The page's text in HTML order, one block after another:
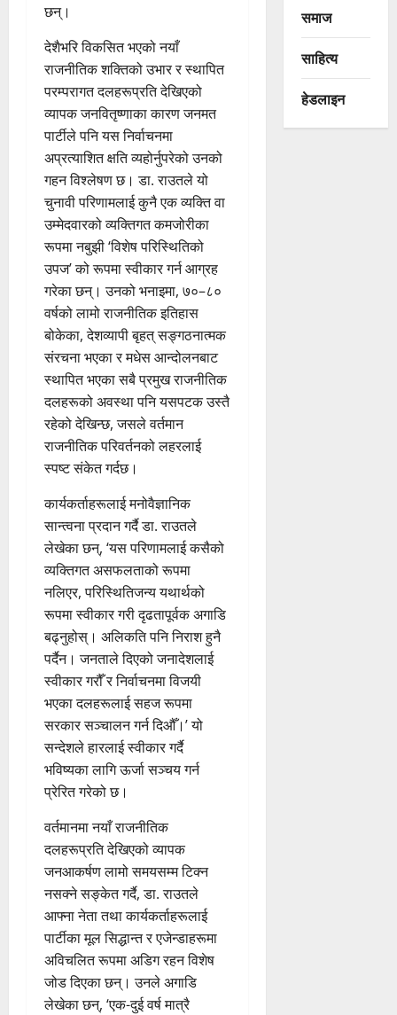
छन्।
देशैभरि विकसित भएको नयाँ
राजनीतिक शक्तिको उभार र स्थापित
परम्परागत दलहरूप्रति देखिएको
व्यापक जनवितृष्णाका कारण जनमत
पार्टीले पनि यस निर्वाचनमा
अप्रत्याशित क्षति व्यहोर्नुपरेको उनको
गहन विश्लेषण छ। डा. राउतले यो
चुनावी परिणामलाई कुनै एक व्यक्ति वा
उम्मेदवारको व्यक्तिगत कमजोरीका
रूपमा नबुझी ‘विशेष परिस्थितिको
उपज’ को रूपमा स्वीकार गर्न आग्रह
गरेका छन्। उनको भनाइमा, ७०–८०
वर्षको लामो राजनीतिक इतिहास
बोकेका, देशव्यापी बृहत् सङ्गठनात्मक
संरचना भएका र मधेस आन्दोलनबाट
स्थापित भएका सबै प्रमुख राजनीतिक
दलहरूको अवस्था पनि यसपटक उस्तै
रहेको देखिन्छ, जसले वर्तमान
राजनीतिक परिवर्तनको लहरलाई
स्पष्ट संकेत गर्दछ।
कार्यकर्ताहरूलाई मनोवैज्ञानिक
सान्त्वना प्रदान गर्दै डा. राउतले
लेखेका छन्, ‘यस परिणामलाई कसैको
व्यक्तिगत असफलताको रूपमा
नलिएर, परिस्थितिजन्य यथार्थको
रूपमा स्वीकार गरी दृढतापूर्वक अगाडि
बढ्नुहोस्। अलिकति पनि निराश हुनै
पर्दैन। जनताले दिएको जनादेशलाई
स्वीकार गरौँ र निर्वाचनमा विजयी
भएका दलहरूलाई सहज रूपमा
सरकार सञ्चालन गर्न दिऔँ।’ यो
सन्देशले हारलाई स्वीकार गर्दै
भविष्यका लागि ऊर्जा सञ्चय गर्न
प्रेरित गरेको छ।
वर्तमानमा नयाँ राजनीतिक
दलहरूप्रति देखिएको व्यापक
जनआकर्षण लामो समयसम्म टिक्न
नसक्ने सङ्केत गर्दै, डा. राउतले
आफ्ना नेता तथा कार्यकर्ताहरूलाई
पार्टीका मूल सिद्धान्त र एजेन्डाहरूमा
अविचलित रूपमा अडिग रहन विशेष
जोड दिएका छन्। उनले अगाडि
लेखेका छन्, ‘एक-दुई वर्ष मात्रै
समाज
साहित्य
हेडलाइन